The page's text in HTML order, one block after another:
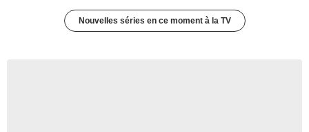
Nouvelles séries en ce moment à la TV